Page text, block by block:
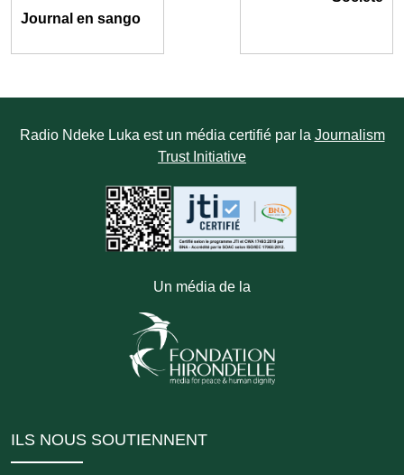
Journal en sango
Radio Ndeke Luka est un média certifié par la Journalism
Trust Initiative
Un média de la
ILS NOUS SOUTIENNENT